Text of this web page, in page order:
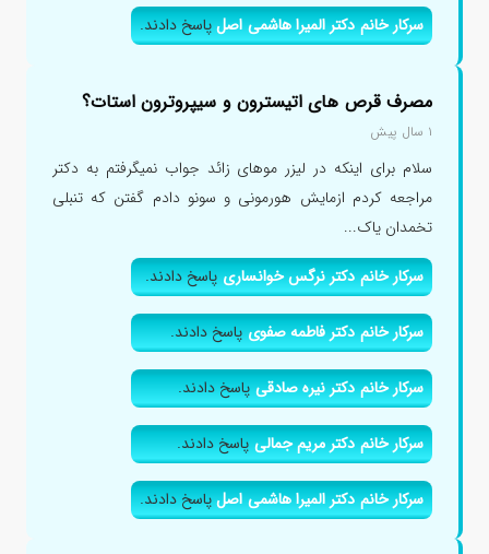
سرکار خانم دکتر المیرا هاشمی اصلپاسخ دادند.
مصرف قرص های اتیسترون و سیپروترون استات؟
۱ سال پیش
سلام برای اینکه در لیزر موهای زائد جواب نمیگرفتم به دکتر
مراجعه کردم ازمایش هورمونی و سونو دادم گفتن که تنبلی
تخمدان یاک...
سرکار خانم دکتر نرگس خوانساریپاسخ دادند.
سرکار خانم دکتر فاطمه صفویپاسخ دادند.
سرکار خانم دکتر نیره صادقیپاسخ دادند.
سرکار خانم دکتر مریم جمالیپاسخ دادند.
سرکار خانم دکتر المیرا هاشمی اصلپاسخ دادند.